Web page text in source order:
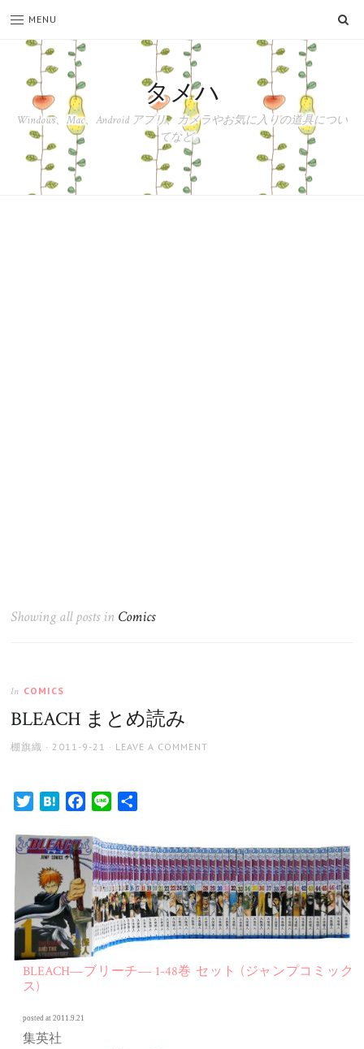
MENU
タメハ
Windows、Mac、Android アプリ、カメラやお気に入りの道具につい
てなど。
Showing all posts in Comics
In COMICS
BLEACH まとめ読み
AUTHOR
棚旗織
POSTED
2011-9-21 LEAVE A COMMENT
TwitterHatenaFacebook
Line
BLEACH―ブリーチ― 1-48巻 セット (ジャンプコミック
ス)
posted at 2011.9.21
集英社